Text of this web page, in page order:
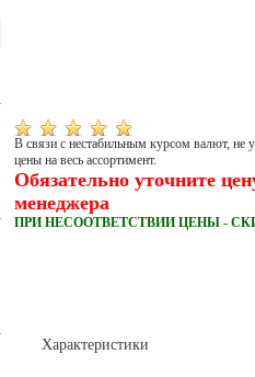
В связи с нестабильным курсом валют, не
цены на весь ассортимент.
Обязательно уточните
менеджера
ПРИ НЕСООТВЕТСТВИИ ЦЕНЫ -
Характеристики